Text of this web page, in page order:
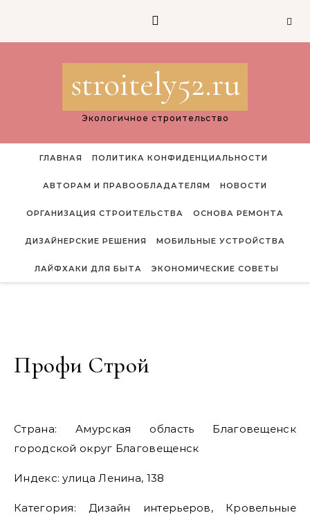
stroitely52.ru
Экологичное строительство
ГЛАВНАЯ ПОЛИТИКА КОНФИДЕНЦИАЛЬНОСТИ
АВТОРАМ И ПРАВООБЛАДАТЕЛЯМ НОВОСТИ
ОРГАНИЗАЦИЯ СТРОИТЕЛЬСТВА ОСНОВА РЕМОНТА
ДИЗАЙНЕРСКИЕ РЕШЕНИЯ МОБИЛЬНЫЕ УСТРОЙСТВА
ЛАЙФХАКИ ДЛЯ БЫТА ЭКОНОМИЧЕСКИЕ СОВЕТЫ
Профи Строй
Страна: Амурская область Благовещенск
городской округ Благовещенск
Индекс: улица Ленина, 138
Категория: Дизайн интерьеров, Кровельные